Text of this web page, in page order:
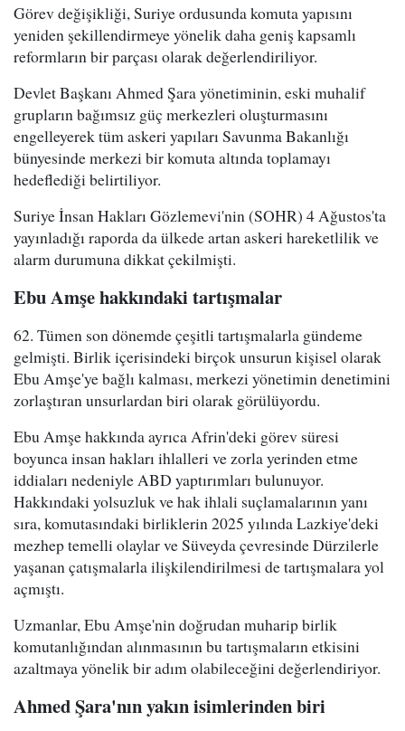
Görev değişikliği, Suriye ordusunda komuta yapısını
yeniden şekillendirmeye yönelik daha geniş kapsamlı
reformların bir parçası olarak değerlendiriliyor.
Devlet Başkanı Ahmed Şara yönetiminin, eski muhalif
grupların bağımsız güç merkezleri oluşturmasını
engelleyerek tüm askeri yapıları Savunma Bakanlığı
bünyesinde merkezi bir komuta altında toplamayı
hedeflediği belirtiliyor.
Suriye İnsan Hakları Gözlemevi'nin (SOHR) 4 Ağustos'ta
yayınladığı raporda da ülkede artan askeri hareketlilik ve
alarm durumuna dikkat çekilmişti.
Ebu Amşe hakkındaki tartışmalar
62. Tümen son dönemde çeşitli tartışmalarla gündeme
gelmişti. Birlik içerisindeki birçok unsurun kişisel olarak
Ebu Amşe'ye bağlı kalması, merkezi yönetimin denetimini
zorlaştıran unsurlardan biri olarak görülüyordu.
Ebu Amşe hakkında ayrıca Afrin'deki görev süresi
boyunca insan hakları ihlalleri ve zorla yerinden etme
iddiaları nedeniyle ABD yaptırımları bulunuyor.
Hakkındaki yolsuzluk ve hak ihlali suçlamalarının yanı
sıra, komutasındaki birliklerin 2025 yılında Lazkiye'deki
mezhep temelli olaylar ve Süveyda çevresinde Dürzilerle
yaşanan çatışmalarla ilişkilendirilmesi de tartışmalara yol
açmıştı.
Uzmanlar, Ebu Amşe'nin doğrudan muharip birlik
komutanlığından alınmasının bu tartışmaların etkisini
azaltmaya yönelik bir adım olabileceğini değerlendiriyor.
Ahmed Şara'nın yakın isimlerinden biri